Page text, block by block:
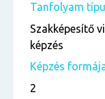
Tanfolyam
Szakképesítő
képzés
Képzés
2